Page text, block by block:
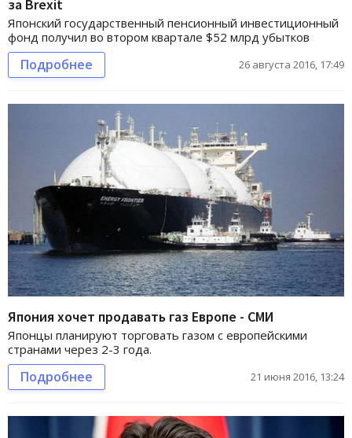
за Brexit
Японский государственный пенсионный инвестиционный
фонд получил во втором квартале $52 млрд убытков
Подробнее 26 августа 2016, 17:49
Япония хочет продавать газ Европе - СМИ
Японцы планируют торговать газом с европейскими
странами через 2-3 года.
Подробнее 21 июня 2016, 13:24